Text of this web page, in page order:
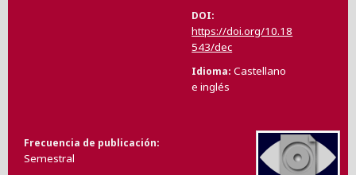
DOI
https://doi.org/10.18
543/dec
Idioma Castellano
e inglés
Frecuencia de publicación
Semestral